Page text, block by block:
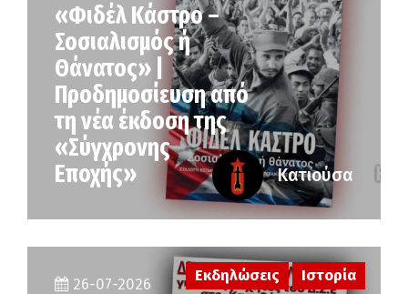
«Φιδέλ Κάστρο –
Σοσιαλισμός ή
Θάνατος» |
Προδημοσίευση από
τη νέα έκδοση της
«Σύγχρονης
Εποχής»
Κατιούσα
26-07-2026
Εκδηλώσεις Ιστορία